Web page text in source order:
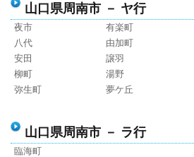
山口県周南市 － ヤ行
夜市 有楽町
八代
由加町
安田
譲羽
柳町
湯野
弥生町
夢ケ丘
山口県周南市 － ラ行
臨海町